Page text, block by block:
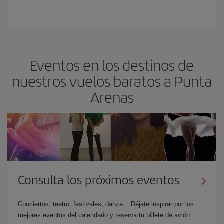
Eventos en los destinos de
nuestros vuelos baratos a Punta
Arenas
Consulta los próximos eventos
Conciertos, teatro, festivales, danza... Déjate inspirar por los
mejores eventos del calendario y reserva tu billete de avión